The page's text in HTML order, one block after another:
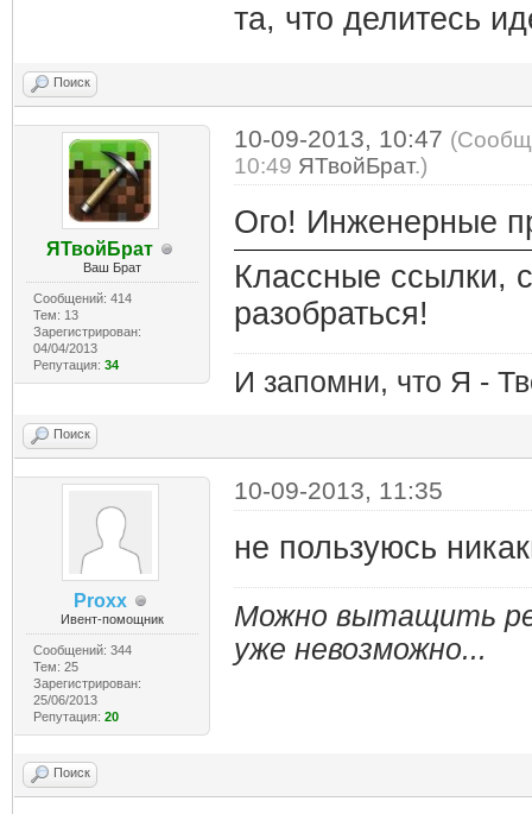
та, что делитесь
Поиск
ЯТвойБрат
Ваш Брат
Сообщений: 414
Тем: 13
Зарегистрирован:
04/04/2013
Репутация: 34
10-09-2013, 10:47
10:49 ЯТвойБрат.)
Ого! Инженерные
Классные ссылки,
разобраться!
И запомни, что Я -
Поиск
Proxx
Ивент-помощник
Сообщений: 344
Тем: 25
Зарегистрирован:
25/06/2013
Репутация: 20
10-09-2013, 11:35
не пользуюсь
Можно вытащить
уже невозможно...
Поиск